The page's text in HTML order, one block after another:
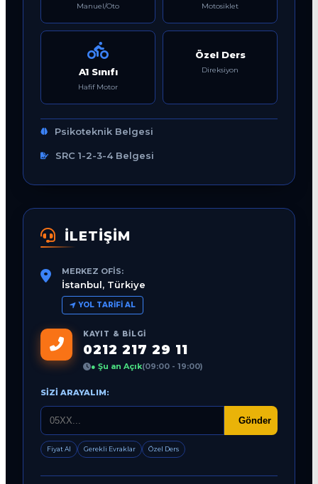
Manuel/Oto Motosiklet
A1 Sınıfı
Hafif Motor
Özel Ders
Direksiyon
Psikoteknik Belgesi
SRC 1-2-3-4 Belgesi
İLETİŞİM
MERKEZ OFIS:
İstanbul, Türkiye
YOL TARIFI AL
KAYIT & BILGI
0212 217 29 11
● Şu an Açık(09:00 - 19:00)
SIZI ARAYALIM:
Gönder
Fiyat Al Gerekli Evraklar Özel Ders